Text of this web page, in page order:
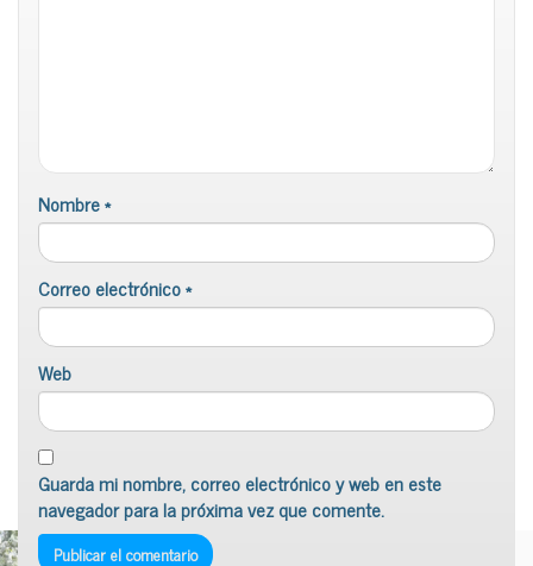
Nombre*
Correo electrónico*
Web
Guarda mi nombre, correo electrónico y web en este
navegador para la próxima vez que comente.